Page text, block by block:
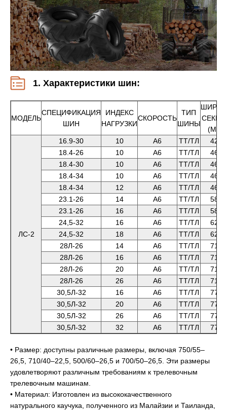
1. Характеристики шин:
МОДЕЛЬ
СПЕЦИФИКАЦИЯ
ШИН
ИНДЕКС
НАГРУЗКИ
СКОРОСТЬ
ТИП
ШИНЫ
(ММ)
ЛС-2
16.9-30 10 А6 ТТ/ТЛ
429
18.4-26
10 А6 ТТ/ТЛ
467
18.4-30
10 А6 ТТ/ТЛ
467
18.4-34
10 А6 ТТ/ТЛ
467
18.4-34
12 А6 ТТ/ТЛ
467
23.1-26
14 А6 ТТ/ТЛ
587
23.1-26
16 А6 ТТ/ТЛ
587
24,5-32
16 А6 ТТ/ТЛ
622
24,5-32
18 А6 ТТ/ТЛ
622
28Л-26
14 А6 ТТ/ТЛ
714
28Л-26
16 А6 ТТ/ТЛ
714
28Л-26
20 А6 ТТ/ТЛ
714
28Л-26
26 А6 ТТ/ТЛ
714
30,5Л-32
16 А6 ТТ/ТЛ
775
30,5Л-32
20 А6 ТТ/ТЛ
775
30,5Л-32
26 А6 ТТ/ТЛ
775
30,5Л-32
32 А6 ТТ/ТЛ 775
• Размер: доступны различные размеры, включая 750/55–
26,5, 710/40–22,5, 500/60–26,5 и 700/50–26,5. Эти размеры
удовлетворяют различным требованиям к трелевочным
трелевочным машинам.
• Материал: Изготовлен из высококачественного
натурального каучука, полученного из Малайзии и Таиланда,